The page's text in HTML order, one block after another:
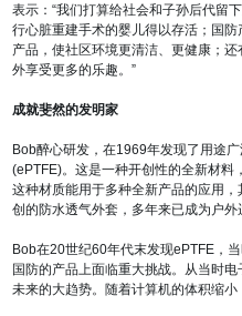
表示：“我们打算给社会和子孙后代留
行心脏重建手术的婴儿得以存活；国
产品，使社区环境更清洁、更健康；
外享受更多的乐趣。”
成就斐然的发明家
Bob醉心研发，在1969年发现了用途
(ePTFE)。这是一种开创性的全新材料
这种材质能用于多种全新产品的应用
创的防水透气外套，多年来已成为户外
Bob在20世纪60年代末发现ePTFE，
国防的产品上面临重大挑战。从当时
未来的大趋势。随着计算机的体积缩小